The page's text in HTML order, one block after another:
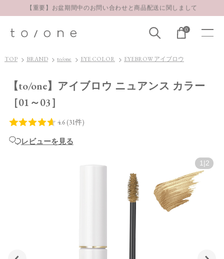
【重要】お盆期間中のお問い合わせと商品配送に関しまして
LINE お友達登録 500円OFFクーポンプレゼント
0
TOP BRAND to/one EYE COLOR EYEBROW アイブロウ
【to/one】アイブロウ ニュアンス カラー
［01～03］
レビューを見る
1 | 2